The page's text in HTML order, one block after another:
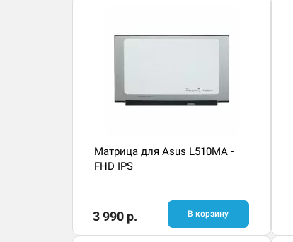
Матрица для Asus L510MA -
FHD IPS
3 990 р. В корзину